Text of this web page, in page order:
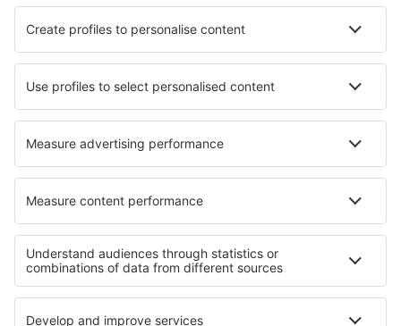
Ubytování in Kamphaeng Phet Ubytování in Blotzheim
Ubytování in Felchow Ubytování in Eglwys-fach
Ubytování in Sevnica Ubytování in Biala k. Plocka
Ubytování in Monticello Ubytování in Bondeno
Nejlepší ubytování - regiony
Ubytování na ostrově Svatá Lucie Ubytování v Iguazú
Ubytování in Coffee Triangle